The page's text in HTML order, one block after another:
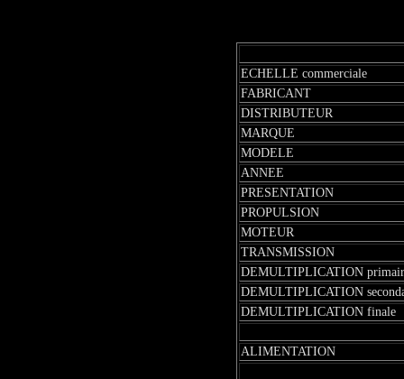
ECHELLE commerciale
FABRICANT
DISTRIBUTEUR
MARQUE
MODELE
ANNEE
PRESENTATION
PROPULSION
MOTEUR
TRANSMISSION
DEMULTIPLICATION
DEMULTIPLICATION
DEMULTIPLICATION finale
ALIMENTATION